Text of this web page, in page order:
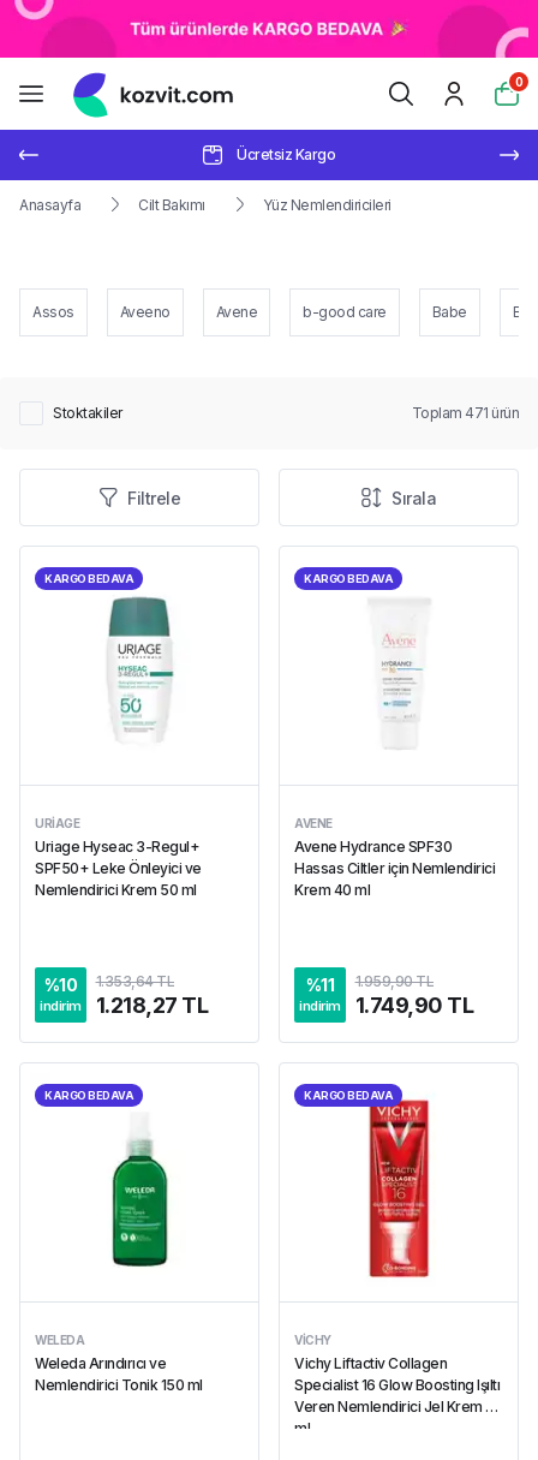
0
Ücretsiz Kargo
Anasayfa Cilt Bakımı Yüz Nemlendiricileri
Assos Aveeno Avene b-good care Babe
Stoktakiler Toplam 471 ürün
Filtrele Sırala
KARGO BEDAVA
URIAGE
Uriage Hyseac 3-Regul+
SPF50+ Leke Önleyici ve
Nemlendirici Krem 50 ml
%10
indirim
1.353,64 TL
1.218,27 TL
KARGO BEDAVA
AVENE
Avene Hydrance SPF30
Hassas Ciltler için Nemlendirici
Krem 40 ml
%11
indirim
1.959,90 TL
1.749,90 TL
KARGO BEDAVA
WELEDA
Weleda Arındırıcı ve
Nemlendirici Tonik 150 ml
KARGO BEDAVA
VICHY
Vichy Liftactiv Collagen
Specialist 16 Glow Boosting Işıltı
Veren Nemlendirici Jel Krem 50
ml